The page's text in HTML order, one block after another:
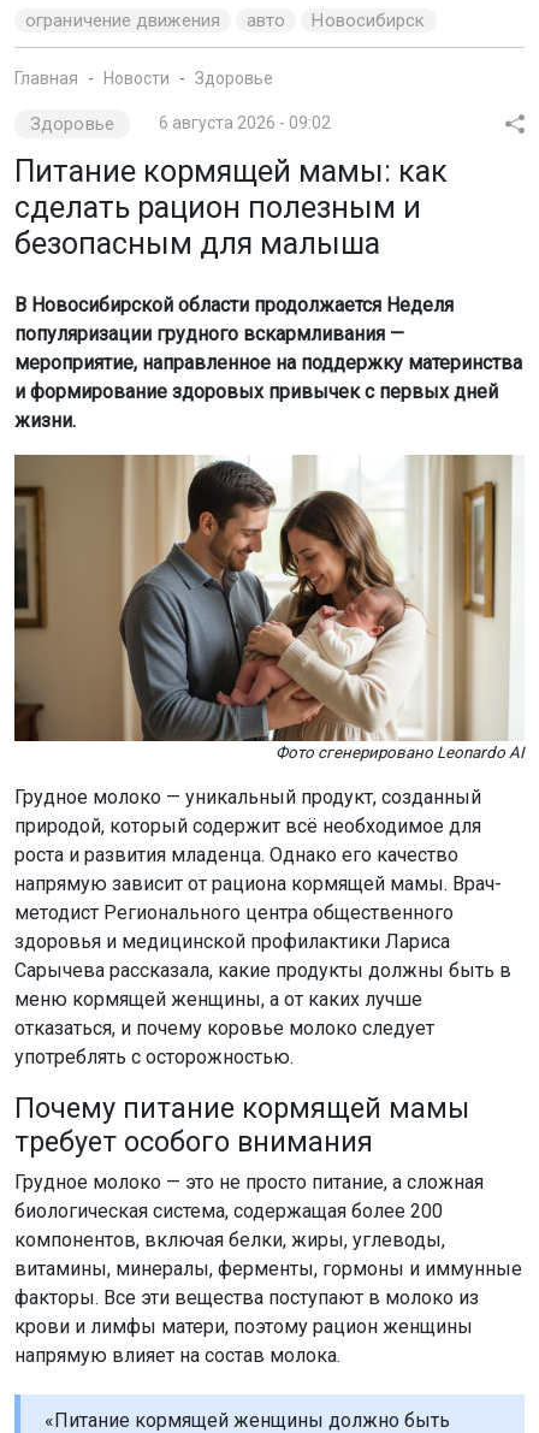
ограничение движения авто Новосибирск
Главная Новости Здоровье
Здоровье 6 августа 2026 - 09:02
Питание кормящей мамы: как
сделать рацион полезным и
безопасным для малыша
В Новосибирской области продолжается Неделя
популяризации грудного вскармливания —
мероприятие, направленное на поддержку материнства
и формирование здоровых привычек с первых дней
жизни.
Фото сгенерировано Leonardo AI
Грудное молоко — уникальный продукт, созданный
природой, который содержит всё необходимое для
роста и развития младенца. Однако его качество
напрямую зависит от рациона кормящей мамы. Врач-
методист Регионального центра общественного
здоровья и медицинской профилактики Лариса
Сарычева рассказала, какие продукты должны быть в
меню кормящей женщины, а от каких лучше
отказаться, и почему коровье молоко следует
употреблять с осторожностью.
Почему питание кормящей мамы
требует особого внимания
Грудное молоко — это не просто питание, а сложная
биологическая система, содержащая более 200
компонентов, включая белки, жиры, углеводы,
витамины, минералы, ферменты, гормоны и иммунные
факторы. Все эти вещества поступают в молоко из
крови и лимфы матери, поэтому рацион женщины
напрямую влияет на состав молока.
«Питание кормящей женщины должно быть